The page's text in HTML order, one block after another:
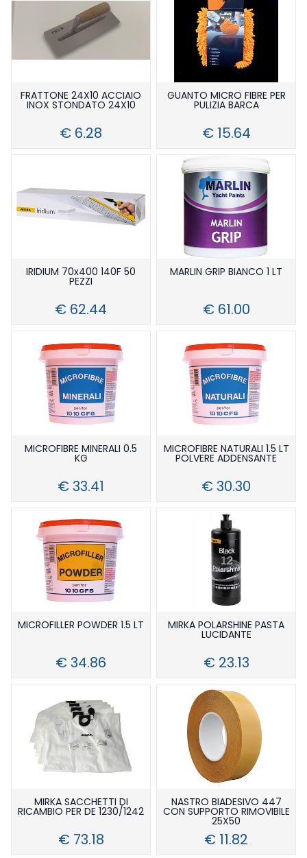
FRATTONE 24X10 ACCIAIO
INOX STONDATO 24X10
€ 6.28
GUANTO MICRO FIBRE PER
PULIZIA BARCA
€ 15.64
IRIDIUM 70x400 140F 50
PEZZI
€ 62.44
MARLIN GRIP BIANCO 1 LT
€ 61.00
MICROFIBRE MINERALI 0.5
KG
€ 33.41
MICROFIBRE NATURALI 1.5 LT
POLVERE ADDENSANTE
€ 30.30
MICROFILLER POWDER 1.5 LT
€ 34.86
MIRKA POLARSHINE PASTA
LUCIDANTE
€ 23.13
MIRKA SACCHETTI DI
RICAMBIO PER DE 1230/1242
€ 73.18
NASTRO BIADESIVO 447
CON SUPPORTO RIMOVIBILE
25X50
€ 11.82